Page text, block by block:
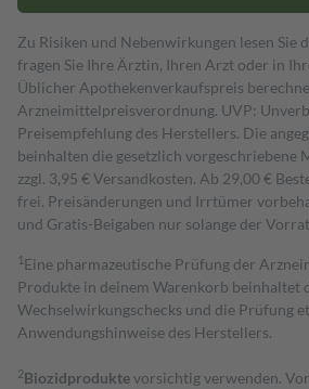
Zu Risiken und Nebenwirkungen lesen Sie
fragen Sie Ihre Ärztin, Ihren Arzt oder in
Üblicher Apothekenverkaufspreis
Arzneimittelpreisverordnung. UVP:
Preisempfehlung des Herstellers. Die
beinhalten die gesetzlich vorgeschriebene
zzgl. 3,95 € Versandkosten. Ab 29,00 €
frei. Preisänderungen und Irrtümer
und Gratis-Beigaben nur solange der
1 Eine pharmazeutische Prüfung der
Produkte in deinem Warenkorb beinhaltet
Wechselwirkungschecks und die Prüfung
Anwendungshinweise des Herstellers.
2Biozidproduktevorsichtig verwenden.